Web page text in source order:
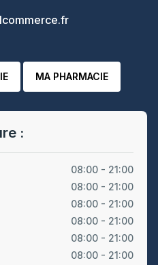
MA PHARMACIE
:
08:00 - 21:00
08:00 - 21:00
08:00 - 21:00
08:00 - 21:00
08:00 - 21:00
08:00 - 21:00